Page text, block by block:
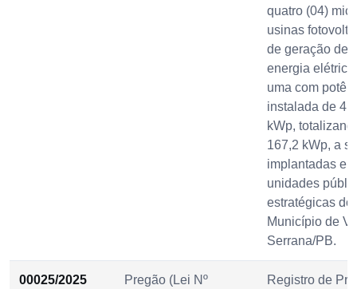
quatro (04)
usinas
de geração de
energia
uma com
instalada de
kWp,
167,2 kWp, a
implantadas em
unidades
estratégicas do
Município de
Serrana/PB.
00025/2025
Pregão (Lei Nº
Registro de